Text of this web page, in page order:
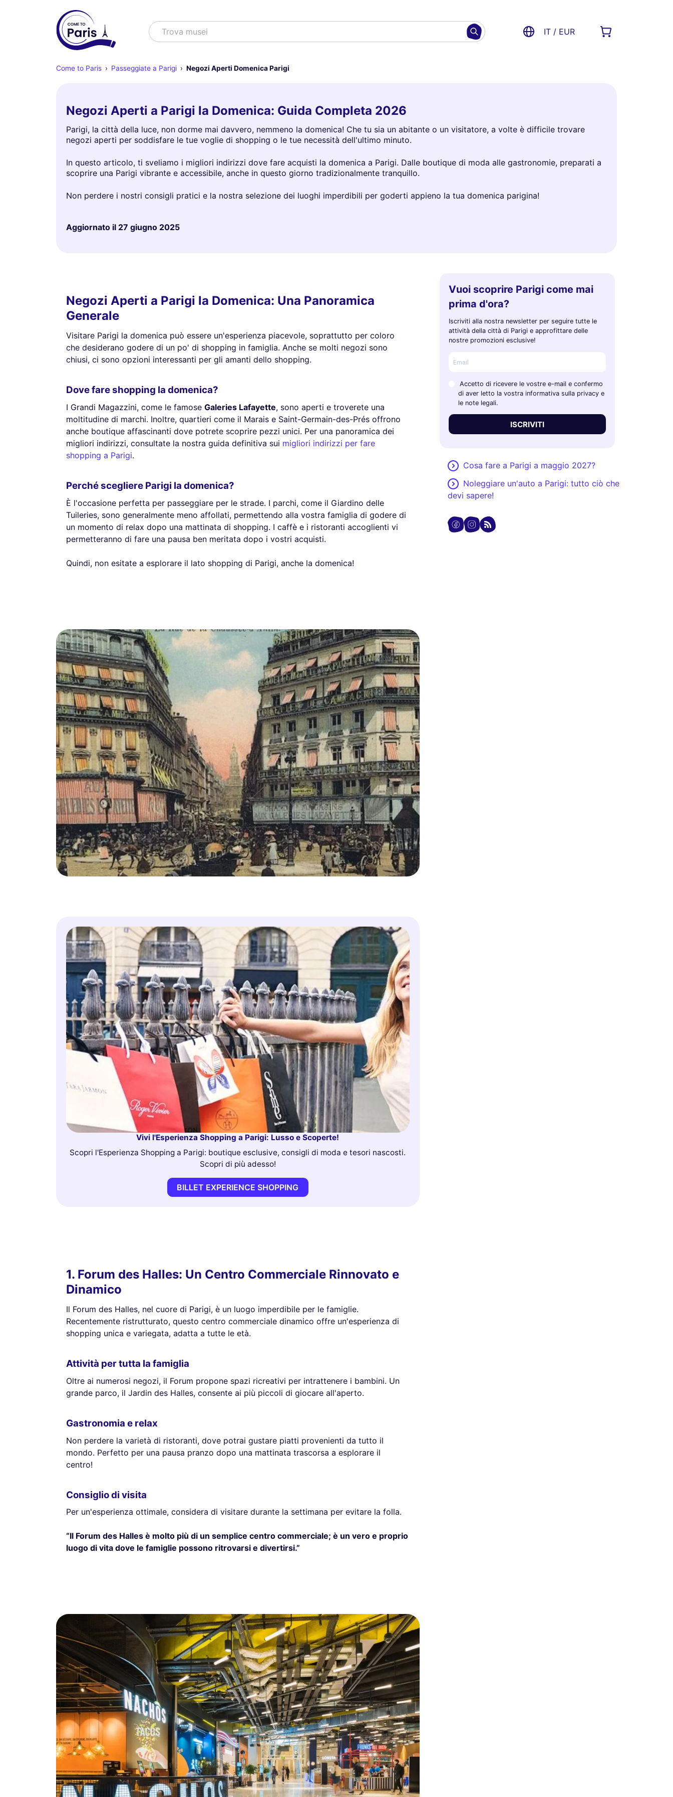
Cercare
Trova IT / EUR
Come to Paris Passeggiate a Parigi Negozi Aperti Domenica Parigi
Negozi Aperti a Parigi la Domenica: Guida Completa 2026
Parigi, la città della luce, non dorme mai davvero, nemmeno la domenica! Che tu sia un abitante o un visitatore, a volte è difficile trovare
negozi aperti per soddisfare le tue voglie di shopping o le tue necessità dell'ultimo minuto.
In questo articolo, ti sveliamo i migliori indirizzi dove fare acquisti la domenica a Parigi. Dalle boutique di moda alle gastronomie, preparati a
scoprire una Parigi vibrante e accessibile, anche in questo giorno tradizionalmente tranquillo.
Non perdere i nostri consigli pratici e la nostra selezione dei luoghi imperdibili per goderti appieno la tua domenica parigina!
Aggiornato il 27 giugno 2025
Negozi Aperti a Parigi la Domenica: Una Panoramica
Generale
Visitare Parigi la domenica può essere un'esperienza piacevole, soprattutto per coloro
che desiderano godere di un po' di shopping in famiglia. Anche se molti negozi sono
chiusi, ci sono opzioni interessanti per gli amanti dello shopping.
Dove fare shopping la domenica?
I Grandi Magazzini, come le famose Galeries Lafayette, sono aperti e troverete una
moltitudine di marchi. Inoltre, quartieri come il Marais e Saint-Germain-des-Prés offrono
anche boutique affascinanti dove potrete scoprire pezzi unici. Per una panoramica dei
migliori indirizzi, consultate la nostra guida definitiva sui migliori indirizzi per fare
shopping a Parigi.
Perché scegliere Parigi la domenica?
È l'occasione perfetta per passeggiare per le strade. I parchi, come il Giardino delle
Tuileries, sono generalmente meno affollati, permettendo alla vostra famiglia di godere di
un momento di relax dopo una mattinata di shopping. I caffè e i ristoranti accoglienti vi
permetteranno di fare una pausa ben meritata dopo i vostri acquisti.
Quindi, non esitate a esplorare il lato shopping di Parigi, anche la domenica!
Vivi l'Esperienza Shopping a Parigi: Lusso e Scoperte!
Scopri l'Esperienza Shopping a Parigi: boutique esclusive, consigli di moda e tesori nascosti.
Scopri di più adesso!
BILLET EXPERIENCE SHOPPING
1. Forum des Halles: Un Centro Commerciale Rinnovato e
Dinamico
Il Forum des Halles, nel cuore di Parigi, è un luogo imperdibile per le famiglie.
Recentemente ristrutturato, questo centro commerciale dinamico offre un'esperienza di
shopping unica e variegata, adatta a tutte le età.
Attività per tutta la famiglia
Oltre ai numerosi negozi, il Forum propone spazi ricreativi per intrattenere i bambini. Un
grande parco, il Jardin des Halles, consente ai più piccoli di giocare all'aperto.
Gastronomia e relax
Non perdere la varietà di ristoranti, dove potrai gustare piatti provenienti da tutto il
mondo. Perfetto per una pausa pranzo dopo una mattinata trascorsa a esplorare il
centro!
Consiglio di visita
Per un'esperienza ottimale, considera di visitare durante la settimana per evitare la folla.
“Il Forum des Halles è molto più di un semplice centro commerciale; è un vero e proprio
luogo di vita dove le famiglie possono ritrovarsi e divertirsi.”
Vuoi scoprire Parigi come mai
prima d'ora?
Iscriviti alla nostra newsletter per seguire tutte le
attività della città di Parigi e approfittare delle
nostre promozioni esclusive!
Accetto di ricevere le vostre e-mail e confermo
di aver letto la vostra informativa sulla privacy e
le note legali.
ISCRIVITI
Cosa fare a Parigi a maggio 2027?
Noleggiare un'auto a Parigi: tutto ciò che
devi sapere!